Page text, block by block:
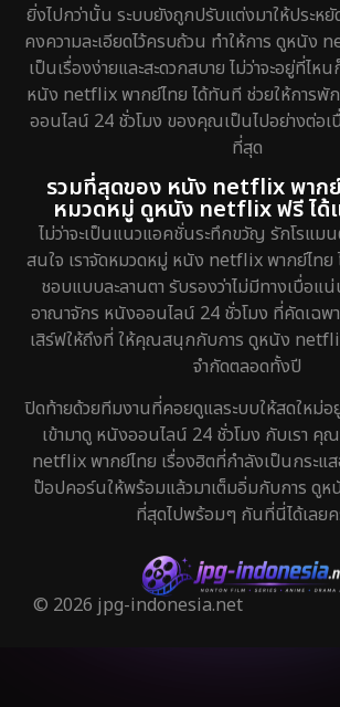
ยิ่งไปกว่านั้น ระบบยังถูกปรับแต่งมาให้ประห
คงความละเอียดไว้ครบถ้วน ทำให้การ ดูหนั
เป็นเรื่องง่ายและสะดวกสบาย ไม่ว่าจะอยู่ที่ไห
หนัง netflix พากย์ไทย ได้ทันที ช่วยให้การ
ออนไลน์ 24 ชั่วโมง ของคุณเป็นไปอย่างต่อเ
ที่สุด
รวมที่สุดของ หนัง netflix พาก
หมวดหมู่ ดูหนัง netflix ฟรี ได้
ไม่ว่าจะเป็นแนวแอคชั่นระทึกขวัญ รักโรแม
สนใจ เราจัดหมวดหมู่ หนัง netflix พากย์ไทย
ชอบแบบละลานตา รับรองว่าไม่มีทางเบื่อแน่
อาณาจักร หนังออนไลน์ 24 ชั่วโมง ที่คัดเฉพ
เสิร์ฟให้ถึงที่ ให้คุณสนุกกับการ ดูหนัง
จำกัดตลอดทั้งปี
ปิดท้ายด้วยทีมงานที่คอยดูแลระบบให้สดใหม่อ
เข้ามาดู หนังออนไลน์ 24 ชั่วโมง กับเรา คุ
netflix พากย์ไทย เรื่องฮิตที่กำลังเป็นกระแ
ป๊อปคอร์นให้พร้อมแล้วมาเต็มอิ่มกับการ ดู
ที่สุดไปพร้อมๆ กันที่นี่ได้เลย
© 2026 jpg-indonesia.net